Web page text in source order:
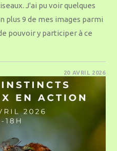
J'ai pu voir quelques
plus 9 de mes images parmi
pouvoir y participer à ce
20 AVRIL 2026